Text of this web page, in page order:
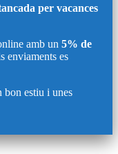
per vacances
amb un 5% de
enviaments es
bon estiu i unes